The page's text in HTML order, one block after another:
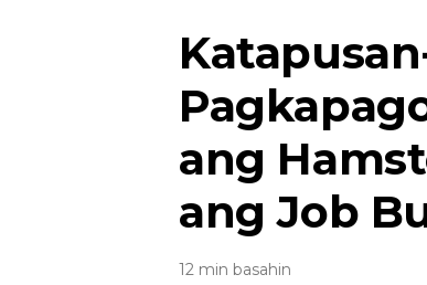
ang
ang Job
12 min basahin